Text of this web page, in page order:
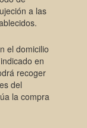
a las
el domicilio
en
recoger
del
la compra